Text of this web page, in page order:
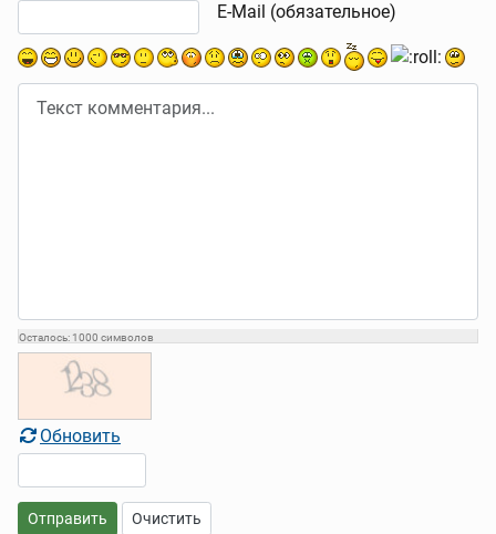
E-Mail (обязательное)
Осталось: 1000 символов
Обновить
Отправить Очистить